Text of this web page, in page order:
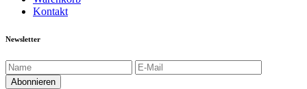
Kontakt
Newsletter